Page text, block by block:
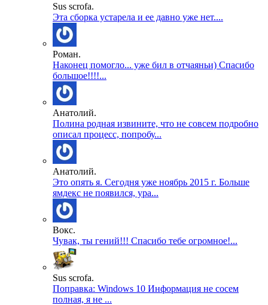
Sus scrofa.
Эта сборка устарела и ее давно уже нет....
Роман.
Наконец помогло... уже бил в отчаяньи) Спасибо
большое!!!!...
Анатолий.
Полина родная извините, что не совсем подробно
описал процесс, попробу...
Анатолий.
Это опять я. Сегодня уже ноябрь 2015 г. Больше
ямдекс не появился, ура...
Вокс.
Чувак, ты гений!!! Спасибо тебе огромное!...
Sus scrofa.
Поправка: Windows 10 Информация не сосем
полная, я не ...